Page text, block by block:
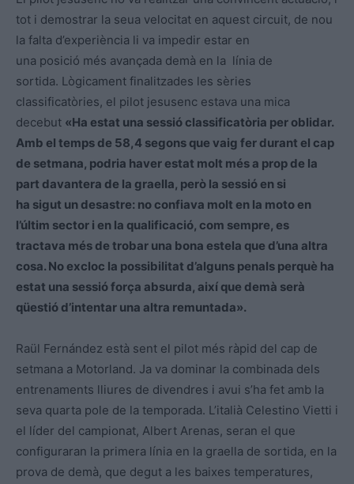
tot i demostrar la seua velocitat en aquest circuit, de nou
la falta d’experiència li va impedir estar en
una posició més avançada demà en la línia de
sortida. Lògicament finalitzades les sèries
classificatòries, el pilot jesusenc estava una mica
decebut «Ha estat una sessió classificatòria per oblidar.
Amb el temps de 58,4 segons que vaig fer durant el cap
de setmana, podria haver estat molt més a prop de la
part davantera de la graella, però la sessió en si
ha sigut un desastre: no confiava molt en la moto en
l’últim sector i en la qualificació, com sempre, es
tractava més de trobar una bona estela que d’una altra
cosa. No excloc la possibilitat d’alguns penals perquè ha
estat una sessió força absurda, així que demà serà
qüestió d’intentar una altra remuntada».
Raül Fernández està sent el pilot més ràpid del cap de
setmana a Motorland. Ja va dominar la combinada dels
entrenaments lliures de divendres i avui s’ha fet amb la
seva quarta pole de la temporada. L’italià Celestino Vietti i
el líder del campionat, Albert Arenas, seran el que
configuraran la primera línia en la graella de sortida, en la
prova de demà, que degut a les baixes temperatures,